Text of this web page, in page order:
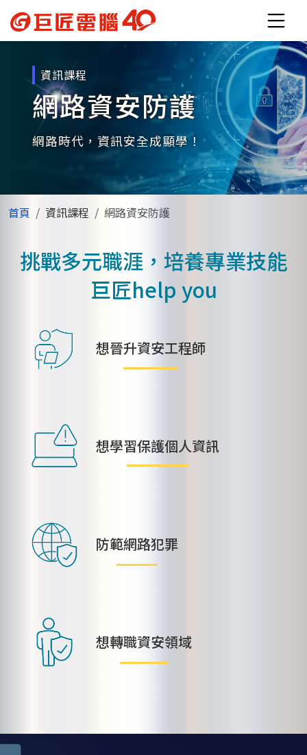
資訊課程
網路資安防護
網路時代，資訊安全成顯學！
首頁 資訊課程 網路資安防護
挑戰多元職涯，培養專業技能
巨匠help you
想晉升資安工程師
想學習保護個人資訊
防範網路犯罪
想轉職資安領域